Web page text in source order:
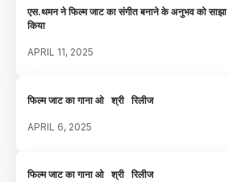
एस.थमन ने फिल्म जाट का संगीत बनाने के अनुभव को साझा
किया
APRIL 11, 2025
फिल्म जाट का गाना ओ श्री रिलीज
APRIL 6, 2025
फिल्म जाट का गाना ओ श्री रिलीज